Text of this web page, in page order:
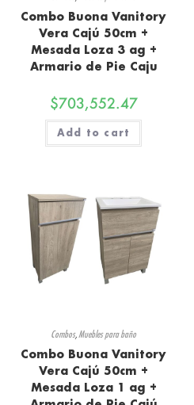
Combo Buona Vanitory
Vera Cajú 50cm +
Mesada Loza 3 ag +
Armario de Pie Caju
$703,552.47
Add to cart
Combos,Muebles para baño
Combo Buona Vanitory
Vera Cajú 50cm +
Mesada Loza 1 ag +